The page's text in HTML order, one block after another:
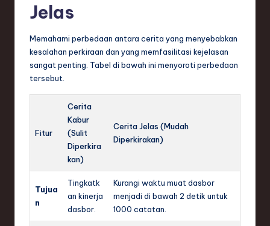
Jelas
Memahami perbedaan antara cerita yang menyebabkan
kesalahan perkiraan dan yang memfasilitasi kejelasan
sangat penting. Tabel di bawah ini menyoroti perbedaan
tersebut.
Fitur
Cerita
Kabur
(Sulit
Diperkira
kan)
Cerita Jelas (Mudah
Diperkirakan)
Tujua
n
Tingkatk
an kinerja
dasbor.
Kurangi waktu muat dasbor
menjadi di bawah 2 detik untuk
1000 catatan.